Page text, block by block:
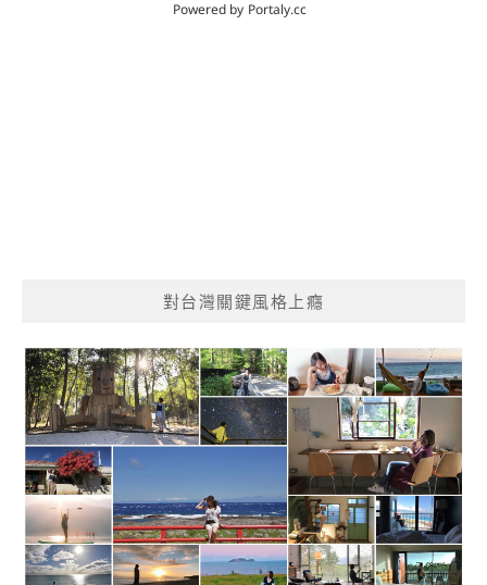
對台灣關鍵風格上癮